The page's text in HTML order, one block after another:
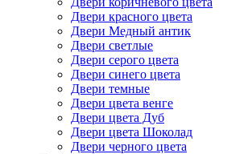
Двери красного цвета
Двери Медный антик
Двери светлые
Двери серого цвета
Двери синего цвета
Двери темные
Двери цвета венге
Двери цвета Дуб
Двери цвета Шоколад
Двери черного цвета